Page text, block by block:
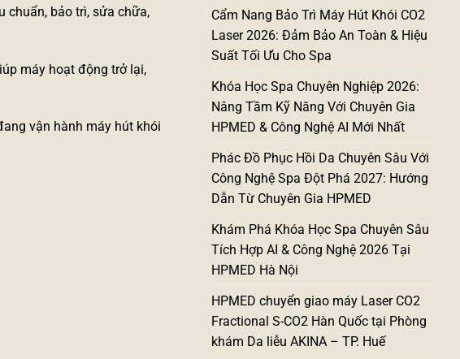
chuẩn, bảo trì, sửa chữa,
máy hoạt động trở lại,
vận hành máy hút khói
Cẩm Nang Bảo Trì Máy Hút Khói CO2
Laser 2026: Đảm Bảo An Toàn & Hiệu
Suất Tối Ưu Cho Spa
Khóa Học Spa Chuyên Nghiệp 2026:
Nâng Tầm Kỹ Năng Với Chuyên Gia
HPMED & Công Nghệ AI Mới Nhất
Phác Đồ Phục Hồi Da Chuyên Sâu Với
Công Nghệ Spa Đột Phá 2027: Hướng
Dẫn Từ Chuyên Gia HPMED
Khám Phá Khóa Học Spa Chuyên Sâu
Tích Hợp AI & Công Nghệ 2026 Tại
HPMED Hà Nội
HPMED chuyển giao máy Laser CO2
Fractional S-CO2 Hàn Quốc tại Phòng
khám Da liễu AKINA – TP. Huế